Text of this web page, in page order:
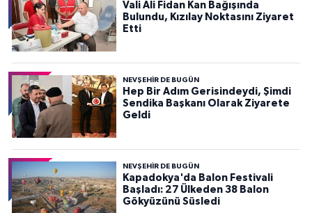
Vali Ali Fidan Kan Bağışında
Bulundu, Kızılay Noktasını Ziyaret
Etti
NEVŞEHIR DE BUGÜN
Hep Bir Adım Gerisindeydi, Şimdi
Sendika Başkanı Olarak Ziyarete
Geldi
NEVŞEHIR DE BUGÜN
Kapadokya'da Balon Festivali
Başladı: 27 Ülkeden 38 Balon
Gökyüzünü Süsledi